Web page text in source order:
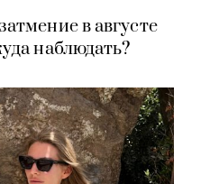
в августе
наблюдать?